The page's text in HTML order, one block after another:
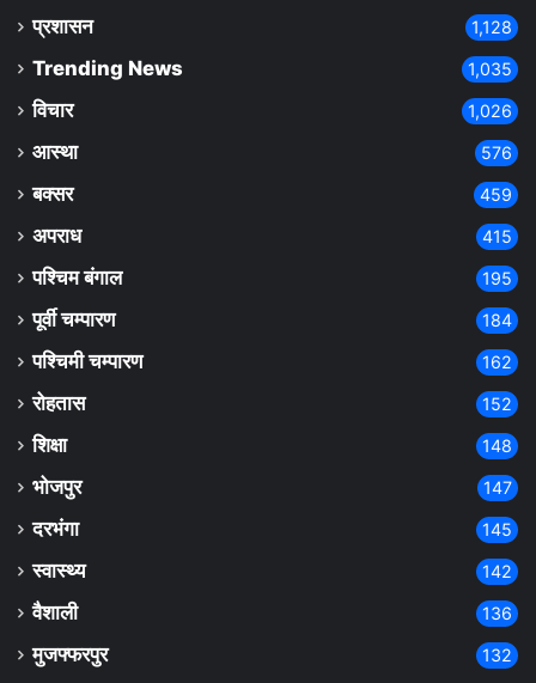
प्रशासन 1,128
Trending News 1,035
विचार 1,026
आस्था 576
बक्सर 459
अपराध 415
पश्चिम बंगाल 195
पूर्वी चम्पारण 184
पश्चिमी चम्पारण 162
रोहतास 152
शिक्षा 148
भोजपुर 147
दरभंगा 145
स्वास्थ्य 142
वैशाली 136
मुजफ्फरपुर 132